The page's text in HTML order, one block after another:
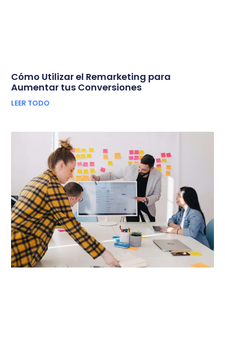
Cómo Utilizar el Remarketing para
Aumentar tus Conversiones
LEER TODO